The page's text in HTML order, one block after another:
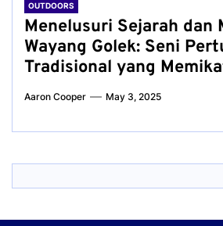
OUTDOORS
Menelusuri Sejarah dan
Wayang Golek: Seni
Tradisional yang
Aaron Cooper May 3, 2025